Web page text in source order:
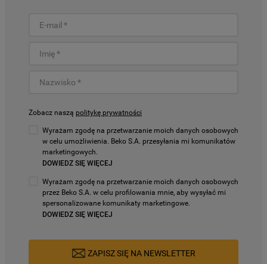
Zobacz naszą politykę prywatności
Wyrażam zgodę na przetwarzanie moich danych osobowych
w celu umożliwienia. Beko S.A. przesyłania mi komunikatów
marketingowych.
DOWIEDZ SIĘ WIĘCEJ
Wyrażam zgodę na przetwarzanie moich danych osobowych
przez Beko S.A. w celu profilowania mnie, aby wysyłać mi
spersonalizowane komunikaty marketingowe.
DOWIEDZ SIĘ WIĘCEJ
ZAPISZ SIĘ NA NEWSLETTER